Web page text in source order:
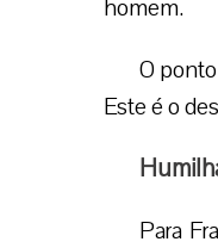
homem.
O
Este é o
Para